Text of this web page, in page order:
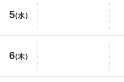
5(水)
6(木)